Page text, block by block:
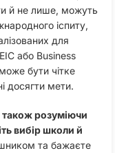
й не лише, можуть
іспиту,
для
або Business
бути чітке
досягти мети.
розуміючи
вибір школи й
та бажаєте